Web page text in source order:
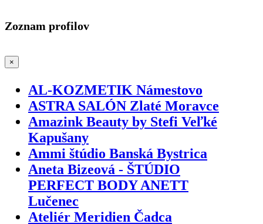
Zoznam profilov
×
AL-KOZMETIK Námestovo
ASTRA SALÓN Zlaté Moravce
Amazink Beauty by Stefi Veľké
Kapušany
Ammi štúdio Banská Bystrica
Aneta Bizeová - ŠTÚDIO
PERFECT BODY ANETT
Lučenec
Ateliér Meridien Čadca